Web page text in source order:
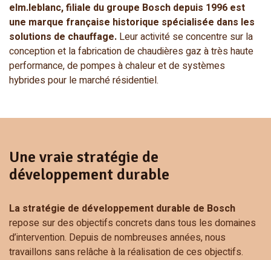
elm.leblanc, filiale du groupe Bosch depuis 1996 est
une marque française historique spécialisée dans les
solutions de chauffage. Leur activité se concentre sur la
conception et la fabrication de chaudières gaz à très haute
performance, de pompes à chaleur et de systèmes
hybrides pour le marché résidentiel.
Une vraie stratégie de
développement durable
La stratégie de développement durable de Bosch
repose sur des objectifs concrets dans tous les domaines
d’intervention. Depuis de nombreuses années, nous
travaillons sans relâche à la réalisation de ces objectifs.